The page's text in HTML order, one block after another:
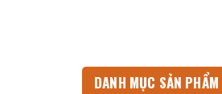
DANH MỤC SẢN PHẨM